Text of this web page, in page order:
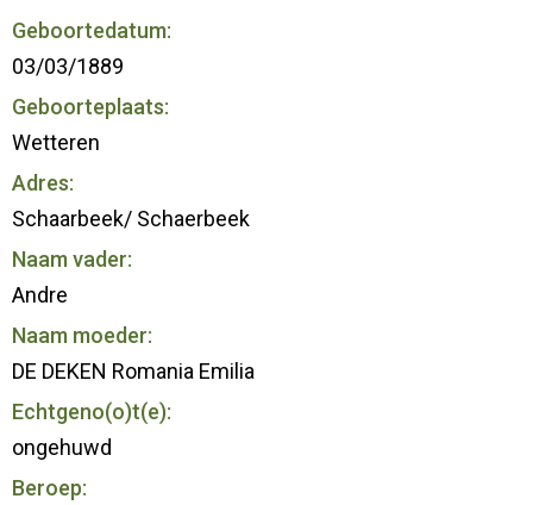
Geboortedatum:
03/03/1889
Geboorteplaats:
Wetteren
Adres:
Schaarbeek/ Schaerbeek
Naam vader:
Andre
Naam moeder:
DE DEKEN Romania Emilia
Echtgeno(o)t(e):
ongehuwd
Beroep: